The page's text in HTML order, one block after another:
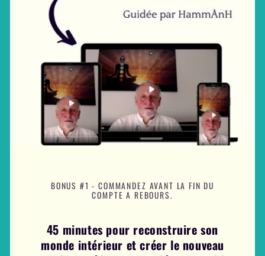
BONUS #1 - COMMANDEZ AVANT LA FIN DU
COMPTE A REBOURS.
45 minutes pour reconstruire son
monde intérieur et créer le nouveau